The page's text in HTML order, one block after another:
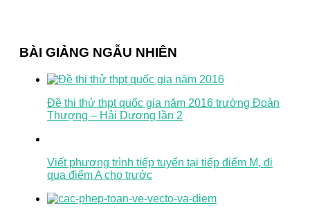
BÀI GIẢNG NGẪU NHIÊN
Đề thi thử thpt quốc gia năm 2016 trường Đoàn
Thượng – Hải Dương lần 2
Viết phương trình tiếp tuyến tại tiếp điểm M, đi
qua điểm A cho trước